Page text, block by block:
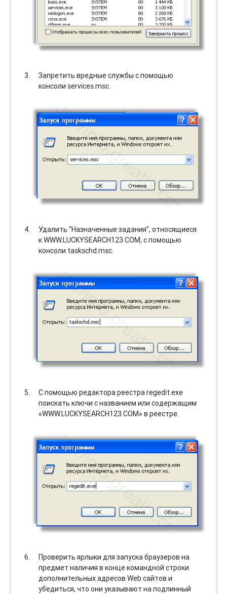
Запретить вредные службы с помощью
консоли services.msc.
Удалить “Назначенные задания”, относящиеся
к WWW.LUCKYSEARCH123.COM, с помощью
консоли taskschd.msc.
С помощью редактора реестра regedit.exe
поискать ключи с названием или содержащим
«WWW.LUCKYSEARCH123.COM» в реестре.
Проверить ярлыки для запуска браузеров на
предмет наличия в конце командной строки
дополнительных адресов Web сайтов и
убедиться, что они указывают на подлинный